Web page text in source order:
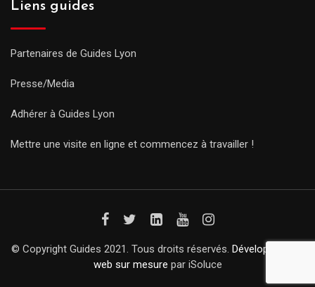
Liens guides
Partenaires de Guides Lyon
Presse/Media
Adhérer à Guides Lyon
Mettre une visite en ligne et commencez à travailler !
© Copyright Guides 2021. Tous droits réservés. Développement
web sur mesure par iSoluce